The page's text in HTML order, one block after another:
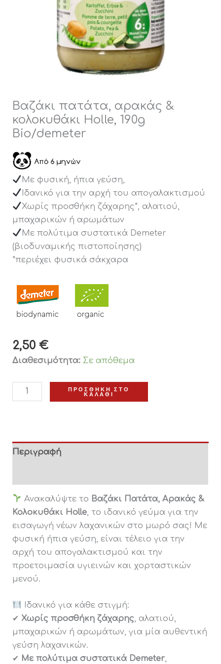
Βαζάκι πατάτα, αρακάς &
κολοκυθάκι Holle, 190g
Bio/demeter
Με φυσική, ήπια γεύση,
Ιδανικό για την αρχή του απογαλακτισμού
Χωρίς προσθήκη ζάχαρης*, αλατιού,
μπαχαρικών ή αρωμάτων
Με πολύτιμα συστατικά Demeter
(βιοδυναμικής πιστοποίησης)
*περιέχει φυσικά σάκχαρα
2,50€
Διαθεσιμότητα: Σε απόθεμα
ΠΡΟΣΘΉΚΗ ΣΤΟ
ΚΑΛΆΘΙ
Περιγραφή
Ανακαλύψτε το Βαζάκι Πατάτα, Αρακάς &
Κολοκυθάκι Holle, το ιδανικό γεύμα για την
εισαγωγή νέων λαχανικών στο μωρό σας! Με
φυσική ήπια γεύση, είναι τέλειο για την
αρχή του απογαλακτισμού και την
προετοιμασία υγιεινών και χορταστικών
μενού.
Ιδανικό για κάθε στιγμή:
✔ Χωρίς προσθήκη ζάχαρης, αλατιού,
μπαχαρικών ή αρωμάτων, για μία αυθεντική
γεύση λαχανικών.
✔ Με πολύτιμα συστατικά Demeter,